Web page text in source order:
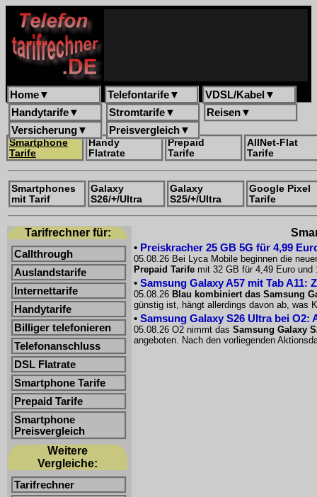
Home▼ Telefontarife▼ VDSL/Kabel ▼
Handytarife▼ Stromtarife▼ Reisen▼
Versicherung▼ Preisvergleich▼
Smartphone
Tarife
Handy
Flatrate
Prepaid
Tarife
AllNet-Flat
Tarife
Smartphones
mit Tarif
Galaxy
S26/+/Ultra
Galaxy
S25/+/Ultra
Google Pixel
Tarife
Tarifrechner für:
Callthrough
Auslandstarife
Internettarife
Handytarife
Billiger telefonieren
Telefonanschluss
DSL Flatrate
Smartphone Tarife
Prepaid Tarife
Smartphone
Preisvergleich
Weitere
Vergleiche:
Tarifrechner
• Preiskracher 25 GB 5G für 4,99
05.08.26 Bei Lyca Mobile beginnen die
Prepaid Tarife mit 32 GB für 4,49 Euro
• Samsung Galaxy A57 mit Tab A11:
05.08.26 Blau kombiniert das Samsung
günstig ist, hängt allerdings davon ab, was
• Samsung Galaxy S26 Ultra bei O2:
05.08.26 O2 nimmt das Samsung Galaxy
angeboten. Nach den vorliegenden